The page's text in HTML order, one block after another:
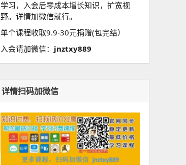
学习，入会后零成本增长知识，扩宽视
野。详情加微信就行。
单个课程收取9.9-30元捐赠(包完结）
入会请加微信： jnztxy889
详情扫码加微信